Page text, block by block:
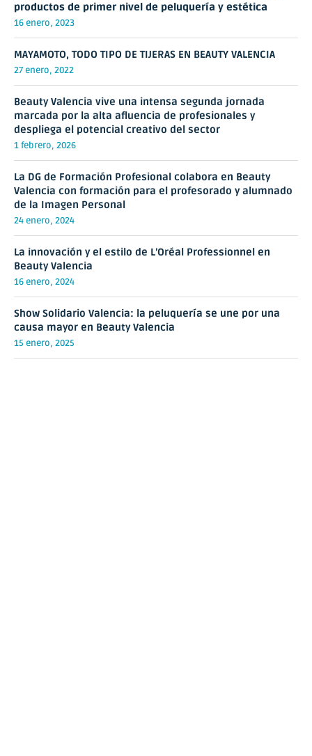
productos de primer nivel de peluquería y estética
16 enero, 2023
MAYAMOTO, TODO TIPO DE TIJERAS EN BEAUTY VALENCIA
27 enero, 2022
Beauty Valencia vive una intensa segunda jornada
marcada por la alta afluencia de profesionales y
despliega el potencial creativo del sector
1 febrero, 2026
La DG de Formación Profesional colabora en Beauty
Valencia con formación para el profesorado y alumnado
de la Imagen Personal
24 enero, 2024
La innovación y el estilo de L’Oréal Professionnel en
Beauty Valencia
16 enero, 2024
Show Solidario Valencia: la peluquería se une por una
causa mayor en Beauty Valencia
15 enero, 2025